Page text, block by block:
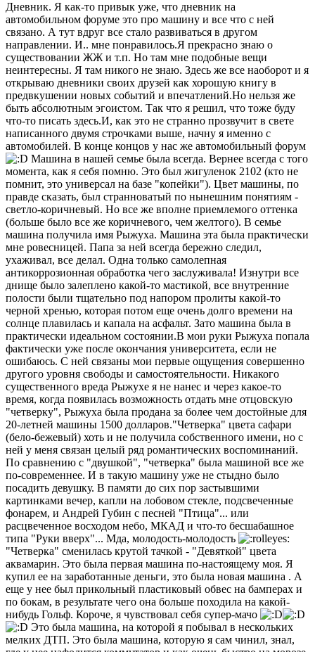
Дневник. Я как-то привык уже, что дневник на
автомобильном форуме это про машину и все что с ней
связано. А тут вдруг все стало развиваться в другом
направлении. И.. мне понравилось.Я прекрасно знаю о
существовании ЖЖ и т.п. Но там мне подобные вещи
неинтересны. Я там никого не знаю. Здесь же все наоборот и я
открываю дневники своих друзей как хорошую книгу в
предвкушении новых событий и впечатлений.Но нельзя же
быть абсолютным эгоистом. Так что я решил, что тоже буду
что-то писать здесь.И, как это не странно прозвучит в свете
написанного двумя строчками выше, начну я именно с
автомобилей. В конце концов у нас же автомобильный форум
Машина в нашей семье была всегда. Вернее всегда с того
момента, как я себя помню. Это был жигуленок 2102 (кто не
помнит, это универсал на базе "копейки"). Цвет машины, по
правде сказать, был странноватый по нынешним понятиям -
светло-коричневый. Но все же вполне приемлемого оттенка
(больше было все же коричневого, чем желтого). В семье
машина получила имя Рыжуха. Машина эта была практически
мне ровесницей. Папа за ней всегда бережно следил,
ухаживал, все делал. Одна только самолепная
антикоррозионная обработка чего заслуживала! Изнутри все
днище было залеплено какой-то мастикой, все внутренние
полости были тщательно под напором пролиты какой-то
черной хренью, которая потом еще очень долго времени на
солнце плавилась и капала на асфальт. Зато машина была в
практически идеальном состоянии.В мои руки Рыжуха попала
фактически уже после окончания университета, если не
ошибаюсь. С ней связаны мои первые ощущения совершенно
другого уровня свободы и самостоятельности. Никакого
существенного вреда Рыжухе я не нанес и через какое-то
время, когда появилась возможность отдать мне отцовскую
"четверку", Рыжуха была продана за более чем достойные для
20-летней машины 1500 долларов."Четверка" цвета сафари
(бело-бежевый) хоть и не получила собственного имени, но с
ней у меня связан целый ряд романтических воспоминаний.
По сравнению с "двушкой", "четверка" была машиной все же
по-современнее. И в такую машину уже не стыдно было
посадить девушку. В памяти до сих пор застывшими
картинками вечер, капли на лобовом стекле, подсвеченные
фонарем, и Андрей Губин с песней "Птица"... или
расцвеченное восходом небо, МКАД и что-то бесшабашное
типа "Руки вверх"... Мда, молодость-молодость
"Четверка" сменилась крутой тачкой - "Девяткой" цвета
аквамарин. Это была первая машина по-настоящему моя. Я
купил ее на заработанные деньги, это была новая машина . А
еще у нее был прикольный пластиковый обвес на бамперах и
по бокам, в результате чего она больше походила на какой-
нибудь Гольф. Короче, я чувствовал себя супер-мачо
Это была машина, на которой я побывал в нескольких
мелких ДТП. Это была машина, которую я сам чинил, знал,